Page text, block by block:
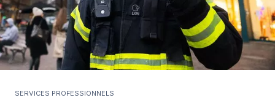
SERVICES PROFESSIONNELS